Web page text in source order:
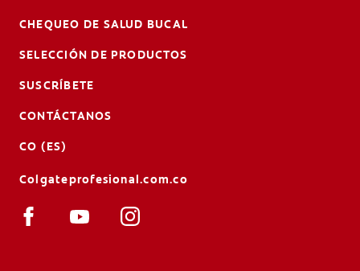
CHEQUEO DE SALUD BUCAL
SELECCIÓN DE PRODUCTOS
SUSCRÍBETE
CONTÁCTANOS
CO (ES)
Colgateprofesional.com.co